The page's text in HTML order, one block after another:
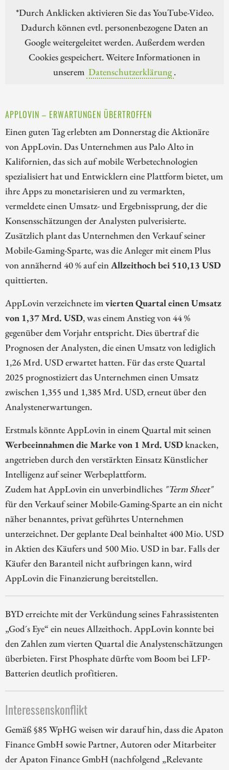
*Durch Anklicken aktivieren Sie das YouTube-Video.
Dadurch können evtl. personenbezogene Daten an
Google weitergeleitet werden. Außerdem werden
Cookies gespeichert. Weitere Informationen in
unserem Datenschutzerklärung .
APPLOVIN – ERWARTUNGEN ÜBERTROFFEN
Einen guten Tag erlebten am Donnerstag die Aktionäre
von AppLovin. Das Unternehmen aus Palo Alto in
Kalifornien, das sich auf mobile Werbetechnologien
spezialisiert hat und Entwicklern eine Plattform bietet, um
ihre Apps zu monetarisieren und zu vermarkten,
vermeldete einen Umsatz- und Ergebnissprung, der die
Konsensschätzungen der Analysten pulverisierte.
Zusätzlich plant das Unternehmen den Verkauf seiner
Mobile-Gaming-Sparte, was die Anleger mit einem Plus
von annähernd 40 % auf einAllzeithoch bei 510,13 USD
quittierten.
AppLovin verzeichnete imvierten Quartal einen Umsatz
von 1,37 Mrd. USD, was einem Anstieg von 44 %
gegenüber dem Vorjahr entspricht. Dies übertraf die
Prognosen der Analysten, die einen Umsatz von lediglich
1,26 Mrd. USD erwartet hatten. Für das erste Quartal
2025 prognostiziert das Unternehmen einen Umsatz
zwischen 1,355 und 1,385 Mrd. USD, erneut über den
Analystenerwartungen.
Erstmals könnte AppLovin in einem Quartal mit seinen
Werbeeinnahmen die Marke von 1 Mrd. USDknacken,
angetrieben durch den verstärkten Einsatz Künstlicher
Intelligenz auf seiner Werbeplattform.
Zudem hat AppLovin ein unverbindliches "Term Sheet"
für den Verkauf seiner Mobile-Gaming-Sparte an ein nicht
näher benanntes, privat geführtes Unternehmen
unterzeichnet. Der geplante Deal beinhaltet 400 Mio. USD
in Aktien des Käufers und 500 Mio. USD in bar. Falls der
Käufer den Baranteil nicht aufbringen kann, wird
AppLovin die Finanzierung bereitstellen.
BYD erreichte mit der Verkündung seines Fahrassistenten
„God´s Eye“ ein neues Allzeithoch. AppLovin konnte bei
den Zahlen zum vierten Quartal die Analystenschätzungen
überbieten. First Phosphate dürfte vom Boom bei LFP-
Batterien deutlich profitieren.
Interessenskonflikt
Gemäß §85 WpHG weisen wir darauf hin, dass die Apaton
Finance GmbH sowie Partner, Autoren oder Mitarbeiter
der Apaton Finance GmbH (nachfolgend „Relevante